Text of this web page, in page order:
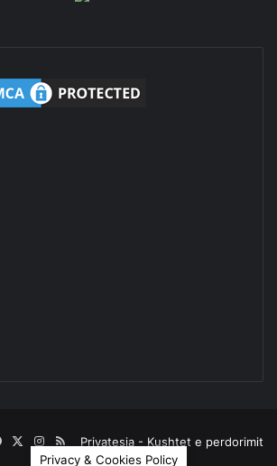
Privatesia - Kushtet e perdorimit
FacebookInstagram
RSS
Privacy & Cookies Policy